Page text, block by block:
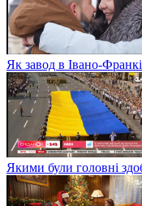
Як завод в Івано-
Якими були головні